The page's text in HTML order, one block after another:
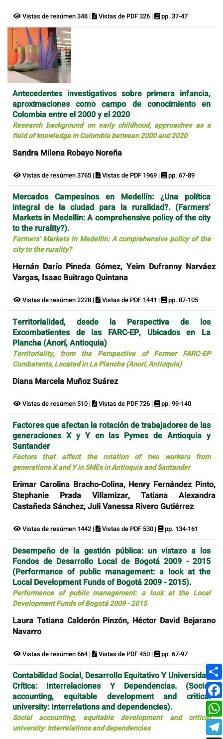
Vistas de resúmen 348 | Vistas de PDF 326 | pp. 37-47
Antecedentes investigativos sobre primera infancia,
aproximaciones como campo de conocimiento en
Colombia entre el 2000 y el 2020
Research background on early childhood, approaches as a
field of knowledge in Colombia between 2000 and 2020
Sandra Milena Robayo Noreña
Vistas de resúmen 3765 | Vistas de PDF 1969 | pp. 67-89
Mercados Campesinos en Medellín: ¿Una política
integral de la ciudad para la ruralidad?. (Farmers’
Markets in Medellin: A comprehensive policy of the city
to the rurality?).
Farmers’ Markets in Medellin: A comprehensive policy of the
city to the rurality?
Hernán Darío Pineda Gómez, Yeim Dufranny Narváez
Vargas, Isaac Buitrago Quintana
Vistas de resúmen 2228 | Vistas de PDF 1441 | pp. 87-105
Territorialidad, desde la Perspectiva de los
Excombatientes de las FARC-EP, Ubicados en La
Plancha (Anorí, Antioquia)
Territoriality, from the Perspective of Former FARC-EP
Combatants, Located in La Plancha (Anorí, Antioquia)
Diana Marcela Muñoz Suárez
Vistas de resúmen 510 | Vistas de PDF 726 | pp. 99-140
Factores que afectan la rotación de trabajadores de las
generaciones X y Y en las Pymes de Antioquia y
Santander
Factors that affect the rotation of two workers from
generations X and Y in SMEs in Antioquia and Santander
Erimar Carolina Bracho-Colina, Henry Fernández Pinto,
Stephanie Prada Villamizar, Tatiana Alexandra
Castañeda Sánchez, Juli Vanessa Rivero Gutiérrez
Vistas de resúmen 1442 | Vistas de PDF 530 | pp. 134-161
Desempeño de la gestión pública: un vistazo a los
Fondos de Desarrollo Local de Bogotá 2009 - 2015
(Performance of public management: a look at the
Local Development Funds of Bogotá 2009 - 2015).
Performance of public management: a look at the Local
Development Funds of Bogotá 2009 - 2015
Laura Tatiana Calderón Pinzón, Héctor David Bejarano
Navarro
Vistas de resúmen 664 | Vistas de PDF 450 | pp. 67-97
Contabilidad Social, Desarrollo Equitativo Y Universidad
Crítica: Interrelaciones Y Dependencias. (Social
accounting, equitable development and critical
university: Interrelations and dependencies).
Social accounting, equitable development and critical
university: Interrelations and dependencies